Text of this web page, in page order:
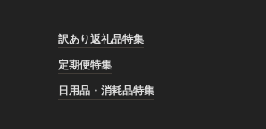
訳あり返礼品特集
定期便特集
日用品・消耗品特集